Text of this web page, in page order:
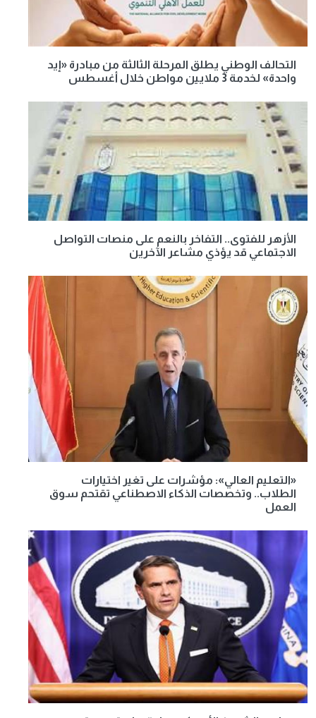
التحالف الوطني يطلق المرحلة الثالثة من مبادرة «إيد
واحدة» لخدمة 3 ملايين مواطن خلال أغسطس
الأزهر للفتوى.. التفاخر بالنعم على منصات التواصل
الاجتماعي قد يؤذي مشاعر الآخرين
«التعليم العالي»: مؤشرات على تغير اختيارات
الطلاب.. وتخصصات الذكاء الاصطناعي تقتحم سوق
العمل